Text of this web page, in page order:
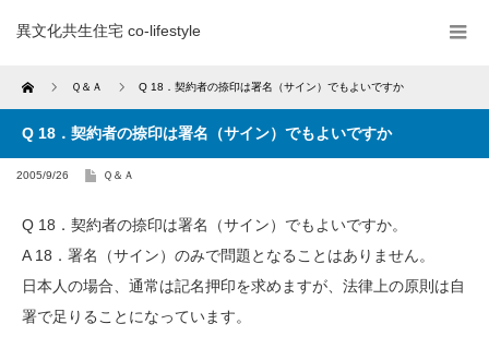
異文化共生住宅 co-lifestyle
Home Ｑ＆Ａ Q 18．契約者の捺印は署名（サイン）でもよいですか
Q 18．契約者の捺印は署名（サイン）でもよいですか
2005/9/26 Ｑ＆Ａ
Q 18．契約者の捺印は署名（サイン）でもよいですか。
A 18．署名（サイン）のみで問題となることはありません。
日本人の場合、通常は記名押印を求めますが、法律上の原則は自
署で足りることになっています。